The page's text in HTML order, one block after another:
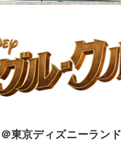
東京ディズニーランド